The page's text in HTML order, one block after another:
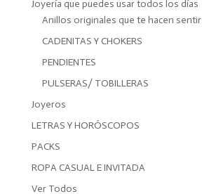
Joyería que puedes usar todos los días
Anillos originales que te hacen sentir
CADENITAS Y CHOKERS
PENDIENTES
PULSERAS/ TOBILLERAS
Joyeros
LETRAS Y HORÓSCOPOS
PACKS
ROPA CASUAL E INVITADA
Ver Todos